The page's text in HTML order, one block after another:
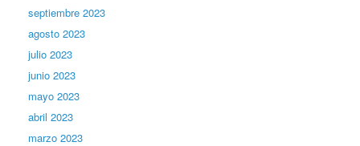
septiembre 2023
agosto 2023
julio 2023
junio 2023
mayo 2023
abril 2023
marzo 2023